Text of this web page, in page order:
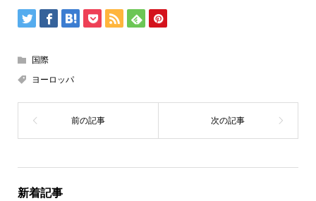
国際
ヨーロッパ
新着記事